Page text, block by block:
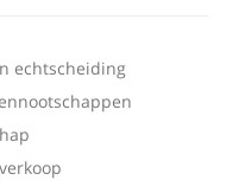
echtscheiding